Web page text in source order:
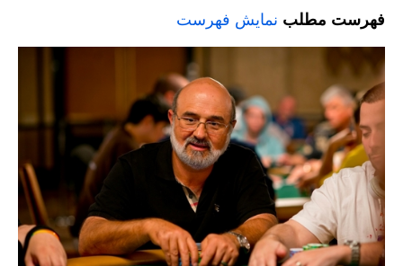
فهرست مطلب نمایش فهرست